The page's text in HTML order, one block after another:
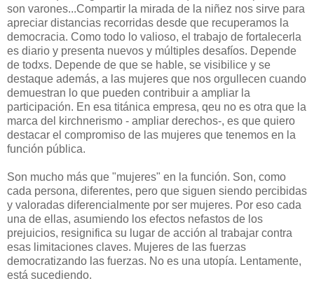
son varones...Compartir la mirada de la niñez nos sirve para
apreciar distancias recorridas desde que recuperamos la
democracia. Como todo lo valioso, el trabajo de fortalecerla
es diario y presenta nuevos y múltiples desafíos. Depende
de todxs. Depende de que se hable, se visibilice y se
destaque además, a las mujeres que nos orgullecen cuando
demuestran lo que pueden contribuir a ampliar la
participación. En esa titánica empresa, qeu no es otra que la
marca del kirchnerismo - ampliar derechos-, es que quiero
destacar el compromiso de las mujeres que tenemos en la
función pública.
Son mucho más que "mujeres" en la función. Son, como
cada persona, diferentes, pero que siguen siendo percibidas
y valoradas diferencialmente por ser mujeres. Por eso cada
una de ellas, asumiendo los efectos nefastos de los
prejuicios, resignifica su lugar de acción al trabajar contra
esas limitaciones claves. Mujeres de las fuerzas
democratizando las fuerzas. No es una utopía. Lentamente,
está sucediendo.